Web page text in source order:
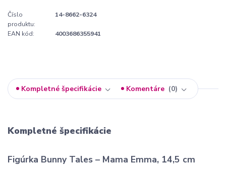
Číslo
produktu:
14-8662-6324
EAN kód: 4003686355941
Kompletné špecifikácie Komentáre 0
Kompletné špecifikácie
Figúrka Bunny Tales – Mama Emma, 14,5 cm